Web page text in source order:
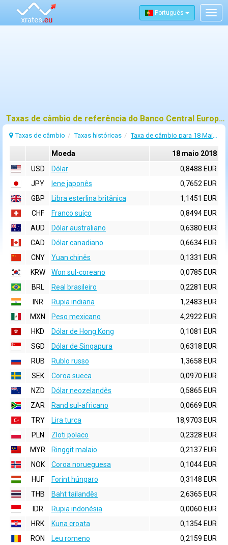
Português
Taxas de câmbio de referência do Banco Central Europeu (BCE) para 18 maio 2018
Taxas de câmbio Taxas históricas Taxa de câmbio para 18 Maio 2018
Moeda
18 maio 2018
USD
Dólar
0,8488 EUR
JPY
Iene japonês
0,7652 EUR
GBP
Libra esterlina britânica
1,1451 EUR
CHF
Franco suíço
0,8494 EUR
AUD
Dólar australiano
0,6380 EUR
CAD
Dólar canadiano
0,6634 EUR
CNY
Yuan chinês
0,1331 EUR
KRW
Won sul-coreano
0,0785 EUR
BRL
Real brasileiro
0,2281 EUR
INR
Rupia indiana
1,2483 EUR
MXN
Peso mexicano
4,2922 EUR
HKD
Dólar de Hong Kong
0,1081 EUR
SGD
Dólar de Singapura
0,6318 EUR
RUB
Rublo russo
1,3658 EUR
SEK
Coroa sueca
0,0970 EUR
NZD
Dólar neozelandês
0,5865 EUR
ZAR
Rand sul-africano
0,0669 EUR
TRY
Lira turca
18,9703 EUR
PLN
Zloti polaco
0,2328 EUR
MYR
Ringgit malaio
0,2137 EUR
NOK
Coroa norueguesa
0,1044 EUR
HUF
Forint húngaro
0,3148 EUR
THB
Baht tailandês
2,6365 EUR
IDR
Rupia indonésia
0,0060 EUR
HRK
Kuna croata
0,1354 EUR
RON
Leu romeno
0,2159 EUR